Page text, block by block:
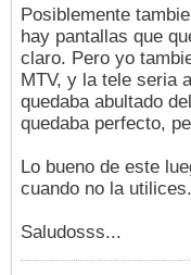
Posiblemente
hay pantallas que
claro. Pero yo
MTV, y la tele seria
quedaba abultado
quedaba perfecto,
Lo bueno de este
cuando no la utilices.
Saludosss...